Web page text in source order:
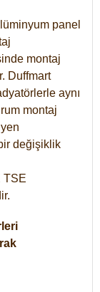
panel
montaj
Duffmart
aynı
montaj
değişiklik
TSE